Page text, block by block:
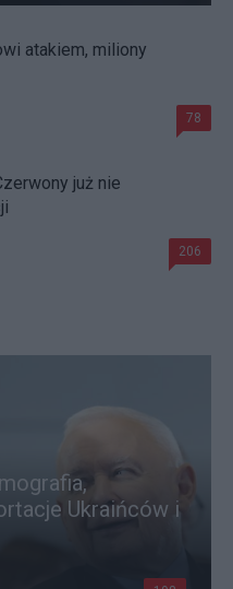
atakiem, miliony
78
już nie
206
Ukraińców i